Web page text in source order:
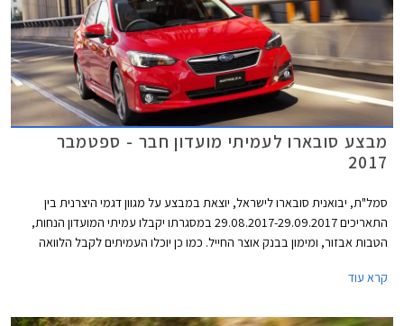
מבצע סובארו לעמיתי מועדון חבר - ספטמבר
2017
סמל"ת, יבואנית סובארו לישראל, יוצאת במבצע על מגוון דגמי היצרנית בין
התאריכים 29.08.2017-29.09.2017 במסגרתו יקבלו עמיתי המועדון הנחות,
הטבות אבזור, ומימון בבנק אוצר החייל. כמו כן יוכלו העמיתים לקבל הלוואה
התצוגה של סובארו ברחבי הארץ.
קרא עוד